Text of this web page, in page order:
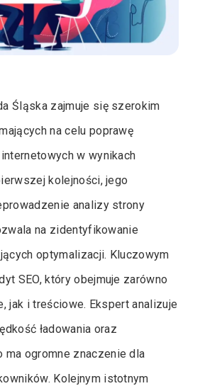
Śląska zajmuje się szerokim
na celu poprawę
w wynikach
kolejności, jego
analizy strony
na zidentyfikowanie
optymalizacji. Kluczowym
SEO, który obejmuje zarówno
jak i treściowe. Ekspert analizuje
ładowania oraz
ma ogromne znaczenie dla
Kolejnym istotnym